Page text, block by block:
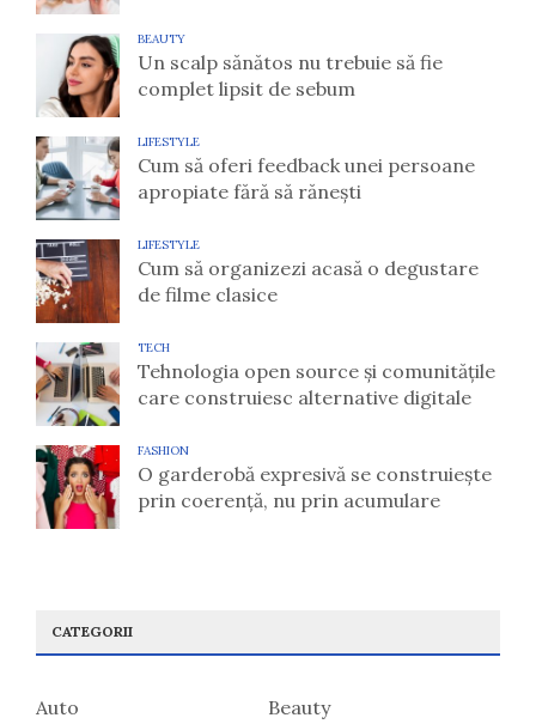
BEAUTY
Un scalp sănătos nu trebuie să fie
complet lipsit de sebum
LIFESTYLE
Cum să oferi feedback unei persoane
apropiate fără să rănești
LIFESTYLE
Cum să organizezi acasă o degustare
de filme clasice
TECH
Tehnologia open source și comunitățile
care construiesc alternative digitale
FASHION
O garderobă expresivă se construiește
prin coerență, nu prin acumulare
CATEGORII
Auto Beauty